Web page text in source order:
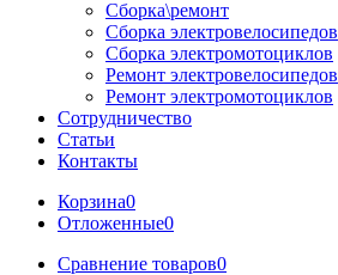
Сборка\ремонт
Сборка электровелосипедов
Сборка электромотоциклов
Ремонт электровелосипедов
Ремонт электромотоциклов
Сотрудничество
Статьи
Контакты
Корзина0
Отложенные0
Сравнение товаров0